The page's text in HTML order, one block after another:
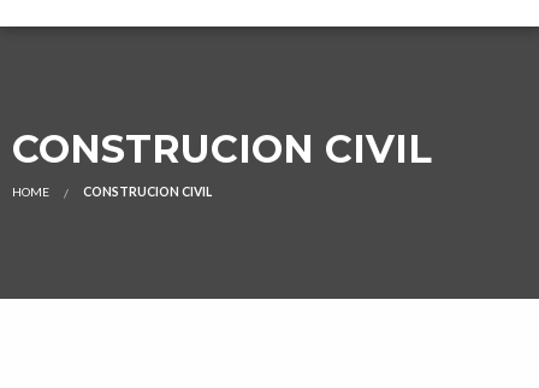
CONSTRUCION CIVIL
HOME CONSTRUCION CIVIL